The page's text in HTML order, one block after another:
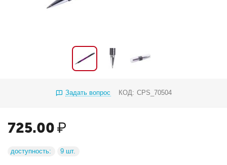
Задать вопрос КОД: CPS_70504
725.00₽
доступность: 9 шт.